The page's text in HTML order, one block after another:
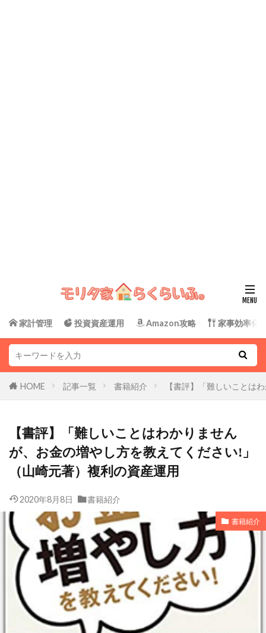
家計管理 投資資産運用 Amazon攻略 家事効率化
HOME 記事一覧 書籍紹介 【書評】「難しいことは
【書評】「難しいことはわかりません
が、お金の増やし方を教えてください!」
（山崎元著）複利の資産運用
2020年8月8日 書籍紹介
書籍紹介